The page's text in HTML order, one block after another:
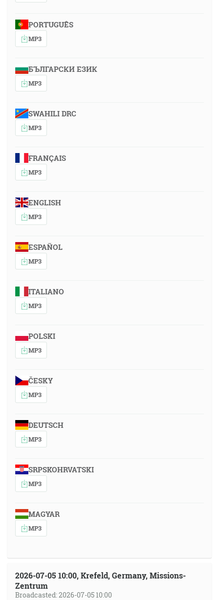
PORTUGUÊS
MP3
БЪЛГАРСКИ ЕЗИК
MP3
SWAHILI DRC
MP3
FRANÇAIS
MP3
ENGLISH
MP3
ESPAÑOL
MP3
ITALIANO
MP3
POLSKI
MP3
ČESKY
MP3
DEUTSCH
MP3
SRPSKOHRVATSKI
MP3
MAGYAR
MP3
2026-07-05 10:00, Krefeld, Germany, Missions-
Zentrum
Broadcasted: 2026-07-05 10:00